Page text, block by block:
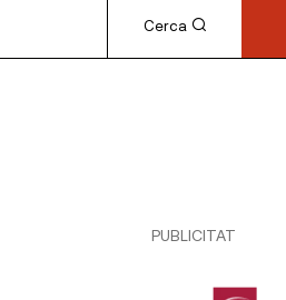
Cerca
PUBLICITAT